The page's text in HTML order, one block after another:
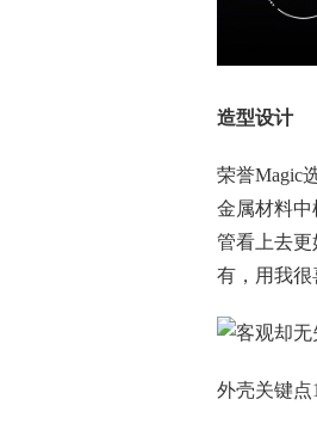
造型设计
荣誉Magic
金属材料中
管看上去更
有，用我很
外壳关键点1